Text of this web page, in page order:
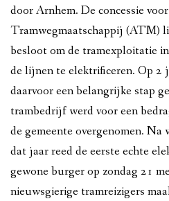
door Arnhem. De concessie
Tramwegmaatschappij (ATM)
besloot om de tramexploitatie
de lijnen te elektrificeren. Op 2
daarvoor een belangrijke stap
trambedrijf werd voor een
de gemeente overgenomen.
dat jaar reed de eerste echte
gewone burger op zondag 21
nieuwsgierige tramreizigers